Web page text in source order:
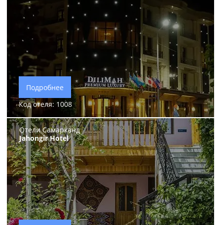
Подробнее
Код отеля: 1008
Отели Самарканд
Jahongir Hotel